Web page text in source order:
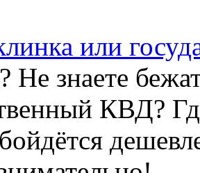
или
Не знаете
КВД?